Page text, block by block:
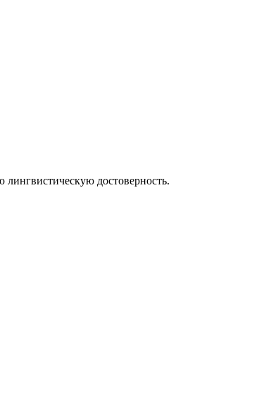
достоверность.